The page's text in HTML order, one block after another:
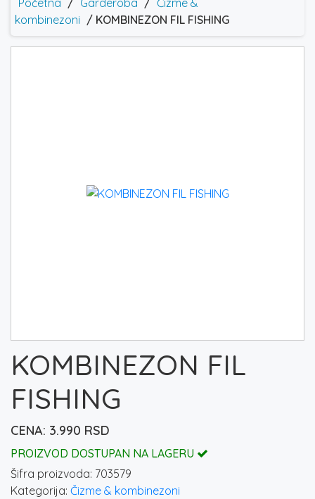
Početna / Garderoba / Čizme &
kombinezoni / KOMBINEZON FIL FISHING
KOMBINEZON FIL
FISHING
3.990 RSD
PROIZVOD DOSTUPAN NA LAGERU
Šifra proizvoda: 703579
Kategorija: Čizme & kombinezoni